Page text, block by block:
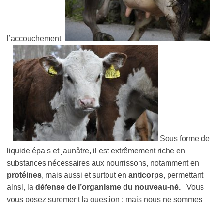
l’accouchement.
Sous forme de
liquide épais et jaunâtre, il est extrêmement riche en
substances nécessaires aux nourrissons, notamment en
protéines, mais aussi et surtout en anticorps, permettant
ainsi, la défense de l’organisme du nouveau-né. Vous
vous posez surement la question : mais nous ne sommes